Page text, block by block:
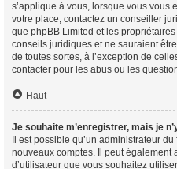
s’applique à vous, lorsque vous vous
votre place, contactez un conseiller
que phpBB Limited et les
conseils juridiques et ne sauraient
de toutes sortes, à l’exception de
contacter pour les abus ou les
Haut
Je souhaite m’enregistrer, mais je
Il est possible qu’un administrateur
nouveaux comptes. Il peut également
d’utilisateur que vous souhaitez